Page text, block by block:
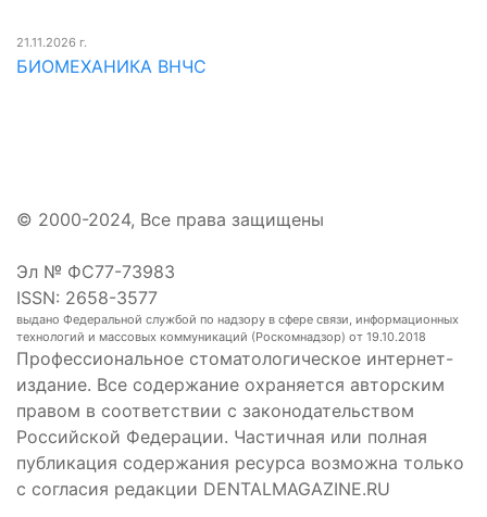
21.11.2026 г.
БИОМЕХАНИКА ВНЧС
© 2000-2024, Все права защищены
Эл № ФС77-73983
ISSN: 2658-3577
выдано Федеральной службой по надзору в сфере связи, информационных
технологий и массовых коммуникаций (Роскомнадзор) от 19.10.2018
Профессиональное стоматологическое интернет-
издание. Все содержание охраняется авторским
правом в соответствии с законодательством
Российской Федерации. Частичная или полная
публикация содержания ресурса возможна только
с согласия редакции DENTALMAGAZINE.RU